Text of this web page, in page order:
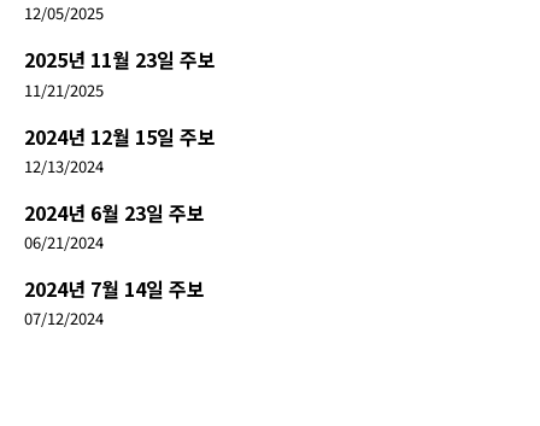
12/05/2025
2025년 11월 23일 주보
11/21/2025
2024년 12월 15일 주보
12/13/2024
2024년 6월 23일 주보
06/21/2024
2024년 7월 14일 주보
07/12/2024